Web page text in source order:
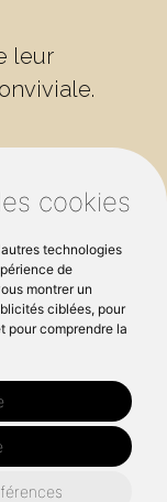
cookies
technologies
de
montrer un
ciblées, pour
pour comprendre la
leur